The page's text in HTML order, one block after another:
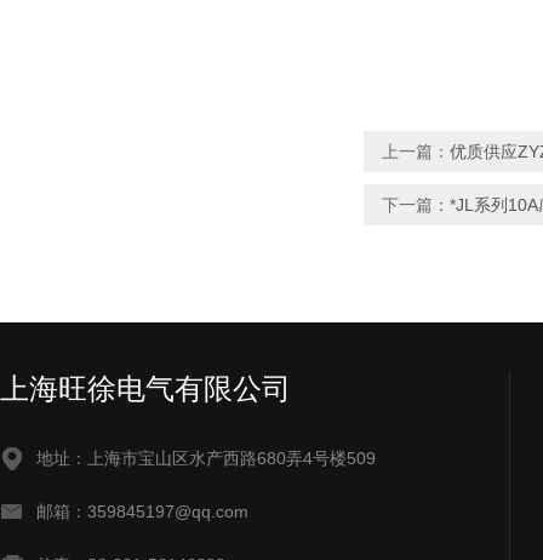
上一篇： 优质供应
下一篇： *JL系列
上海旺徐电气有限公司
地址：上海市宝山区水产西路680弄4号楼509
邮箱：359845197@qq.com